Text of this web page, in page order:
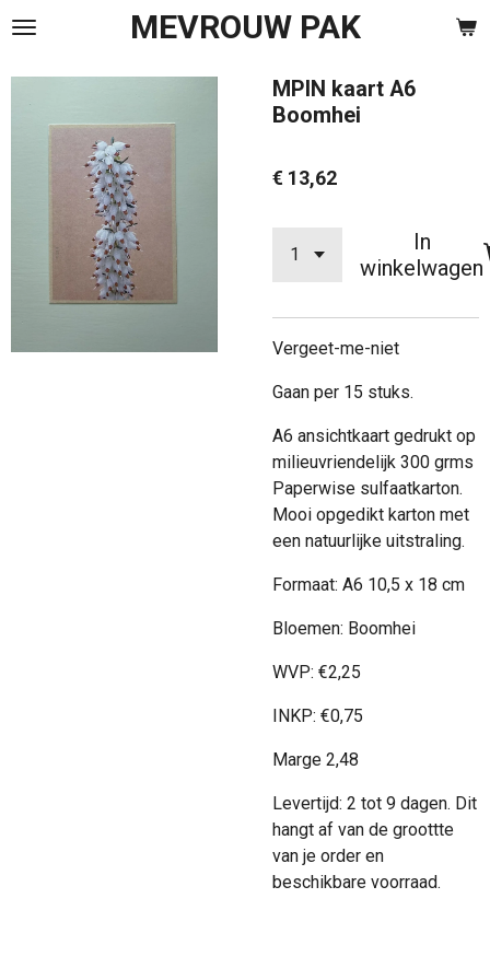
Ga
naar
de
hoofdinhoud
MEVROUW PAK
MPIN kaart A6
Boomhei
€ 13,62
In
winkelwagen
Vergeet-me-niet
Gaan per 15 stuks.
A6 ansichtkaart gedrukt op
milieuvriendelijk 300 grms
Paperwise sulfaatkarton.
Mooi opgedikt karton met
een natuurlijke uitstraling.
Formaat: A6 10,5 x 18 cm
Bloemen: Boomhei
WVP: €2,25
INKP: €0,75
Marge 2,48
Levertijd: 2 tot 9 dagen. Dit
hangt af van de groottte
van je order en
beschikbare voorraad.